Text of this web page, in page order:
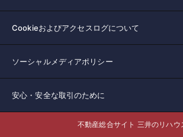
Cookieおよびアクセスログについて
ソーシャルメディアポリシー
安心・安全な取引のために
不動産総合サイト 三井のリハウ